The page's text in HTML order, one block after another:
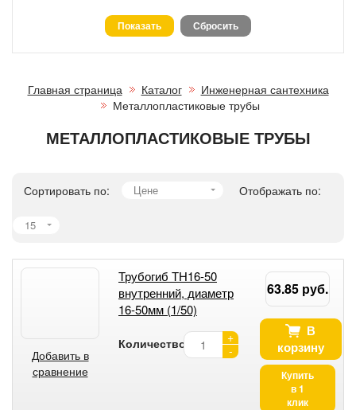
Главная страница Каталог
Инженерная сантехника
Металлопластиковые трубы
МЕТАЛЛОПЛАСТИКОВЫЕ ТРУБЫ
Сортировать по: Цене Отображать по:
15
Добавить в
сравнение
Трубогиб ТН16-50
внутренний, диаметр
16-50мм (1/50)
Количество:
+
-
63.85 руб.
В
корзину
Купить
в 1
клик